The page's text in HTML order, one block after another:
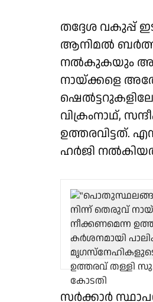
തദ്ദേശ വകുപ്പ്
ആനിമല്‍ ബര്‍ത്ത്
നല്‍കുകയും
നായ്ക്കളെ
വിക്രംനാഥ്,
ഉത്തരവിട്ടത്.
ഹര്‍ജി
സര്‍ക്കാര്‍